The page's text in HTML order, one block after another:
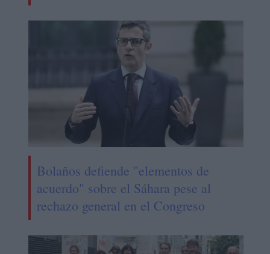
Bolaños defiende "elementos de
acuerdo" sobre el Sáhara pese al
rechazo general en el Congreso